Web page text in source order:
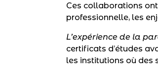
Ces collaborations
professionnelle, les
L’expérience de la
certificats d’études
les institutions où des